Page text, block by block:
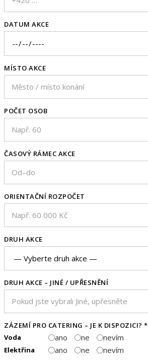
DATUM AKCE
MÍSTO AKCE
POČET OSOB
ČASOVÝ RÁMEC AKCE
ORIENTAČNÍ ROZPOČET
DRUH AKCE
DRUH AKCE – JINÉ / UPŘESNĚNÍ
ZÁZEMÍ PRO CATERING – JE K DISPOZICI? *
Voda
ano ne nevím
Elektřina ano ne nevím